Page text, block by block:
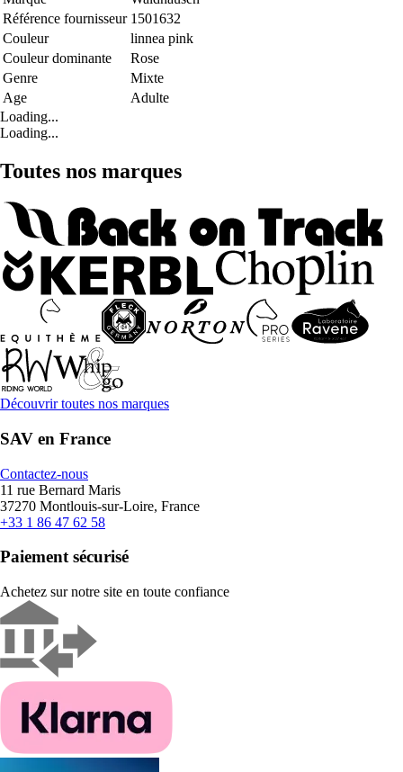
Référence fournisseur 1501632
Couleur
linnea pink
Couleur dominante
Rose
Genre
Mixte
Age
Adulte
Loading...
Loading...
Toutes nos marques
Découvrir toutes nos marques
SAV en France
Contactez-nous
11 rue Bernard Maris
37270 Montlouis-sur-Loire, France
+33 1 86 47 62 58
Paiement sécurisé
Achetez sur notre site en toute confiance